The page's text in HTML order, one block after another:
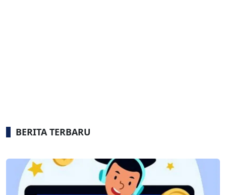
BERITA TERBARU